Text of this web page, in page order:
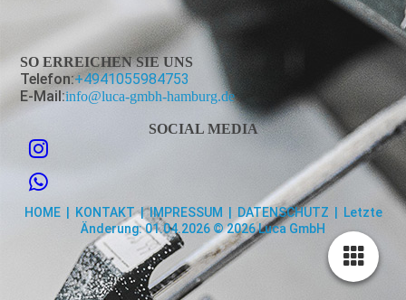
SO ERREICHEN SIE UNS
Telefon:+4941055984753
E-Mail:info@luca-gmbh-hamburg.de
SOCIAL MEDIA
HOME| KONTAKT|IMPRESSUM DATENSCHUTZ | Letzte
Änderung: 01.04.2026 © 2026 Luca GmbH